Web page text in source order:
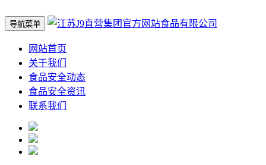
导航菜单
网站首页
关于我们
食品安全动态
食品安全资讯
联系我们